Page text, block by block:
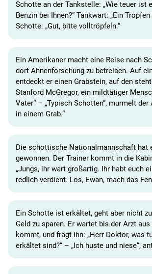
Schotte an der Tankstelle: „Wie teuer ist
Benzin bei Ihnen?“ Tankwart: „Ein
Schotte: „Gut, bitte volltröpfeln.“
Ein Amerikaner macht eine Reise nach
dort Ahnenforschung zu betreiben. Auf
entdeckt er einen Grabstein, auf den
Stanford McGregor, ein mildtätiger
Vater“ – „Typisch Schotten“, murmelt der
in einem Grab.“
Die schottische Nationalmannschaft hat
gewonnen. Der Trainer kommt in die
„Jungs, ihr wart großartig. Ihr habt euch
redlich verdient. Los, Ewan, mach das
Ein Schotte ist erkältet, geht aber nicht
Geld zu sparen. Er wartet bis der Arzt aus
kommt, und fragt ihn: „Herr Doktor, was
erkältet sind?“ – „Ich huste und niese“,